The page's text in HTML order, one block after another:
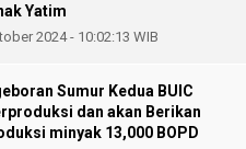
Yatim
2024 - 10:02:13 WIB
Sumur Kedua BUIC
dan akan Berikan
minyak 13,000 BOPD